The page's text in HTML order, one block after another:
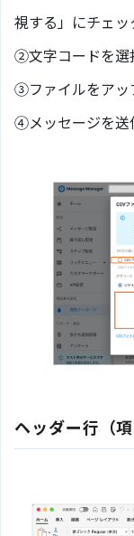
視する」にチェッ
②文字コードを選
③ファイルをアッ
④メッセージを送
ヘッダー行（